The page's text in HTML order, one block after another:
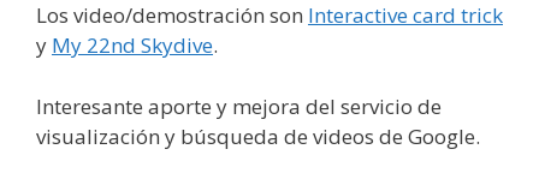
Los video/demostración son Interactive card trick
y My 22nd Skydive.
Interesante aporte y mejora del servicio de
visualización y búsqueda de videos de Google.